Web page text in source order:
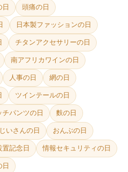
日 頭痛の日
日本製ファッションの日
チタンアクセサリーの日
南アフリカワインの日
人事の日 網の日
ツインテールの日
チパンツの日 麩の日
いさんの日 おんぶの日
置記念日 情報セキュリティの日
日